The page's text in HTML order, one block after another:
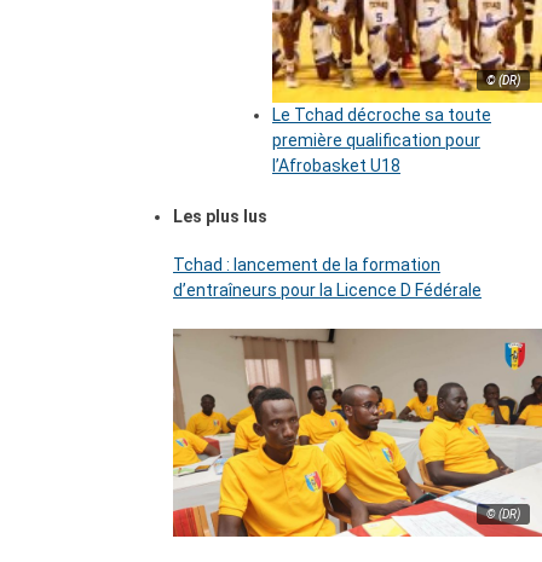
© (DR)
Le Tchad décroche sa toute
première qualification pour
l’Afrobasket U18
Les plus lus
Tchad : lancement de la formation
d’entraîneurs pour la Licence D Fédérale
© (DR)